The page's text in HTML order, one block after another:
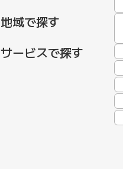
地域で探す
サービスで探す